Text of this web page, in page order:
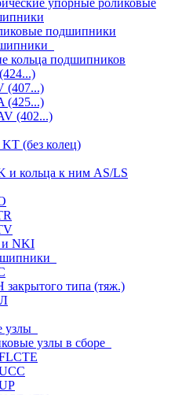
упорные роликовые
подшипники
кольца подшипников
(407...)
(425...)
(402...)
(без колец)
и кольца к ним AS/LS
NKI
закрытого типа (тяж.)
узлы
узлы в сборе